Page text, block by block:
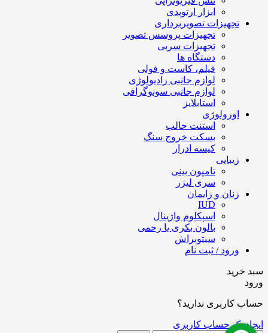
ابزار ارتوپدی
تجهیزات تصویربرداری
تجهیزات پروسس تصویر
تجهیزات سربی
دستگاه ها
فیلم، کاست و فولی
لوازم جانبی رادیولوژی
لوازم جانبی سونوگرافی
استابلایز
اورولوژی
استنت حالب
بسکت خروج سنگ
کیسه ادرار
زیبایی
تامپون بینی
سری لیزر
زنان و زایمان
IUD
اسپکلوم واژینال
بالون بکری یا رحمی
سیتوبراش
ورود / ثبت نام
سبد خرید
ورود
حساب کاربری ندارید؟
ایجاد یک حساب کاربری